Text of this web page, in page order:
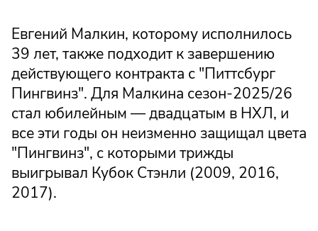
Евгений Малкин, которому исполнилось
39 лет, также подходит к завершению
действующего контракта с "Питтсбург
Пингвинз". Для Малкина сезон-2025/26
стал юбилейным — двадцатым в НХЛ, и
все эти годы он неизменно защищал цвета
"Пингвинз", с которыми трижды
выигрывал Кубок Стэнли (2009, 2016,
2017).